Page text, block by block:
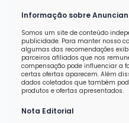
Informação sobre
Somos um site de conteúdo
publicidade. Para manter nosso
algumas das recomendações
parceiros afiliados que nos
compensação pode influenciar a
certas ofertas aparecem. Além
dados coletados que também
produtos e ofertas apresentados.
Nota Editorial